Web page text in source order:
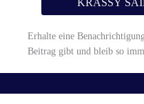
Erhalte eine
Beitrag gibt und bleib so